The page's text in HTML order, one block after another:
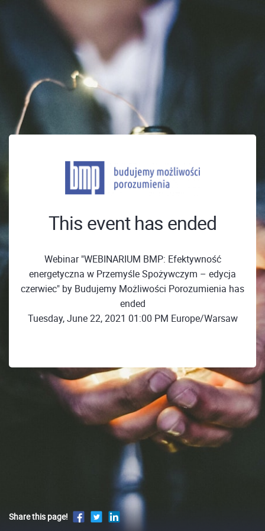
This event has ended
Webinar "WEBINARIUM BMP: Efektywność
energetyczna w Przemyśle Spożywczym – edycja
czerwiec" by Budujemy Możliwości Porozumienia has
ended
Tuesday, June 22, 2021 01:00 PM Europe/Warsaw
Share this page!